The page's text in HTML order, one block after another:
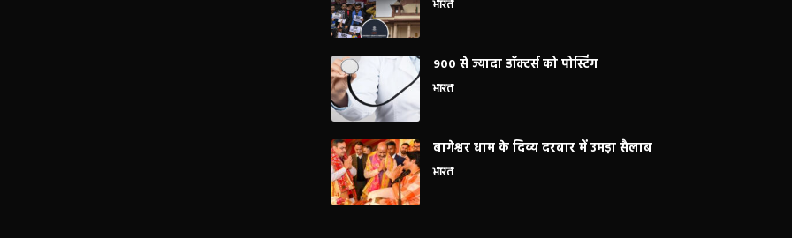
भारत
900 से ज्यादा डॉक्टर्स को पोस्टिंग
भारत
बागेश्वर धाम के दिव्य दरबार में उमड़ा सैलाब
भारत